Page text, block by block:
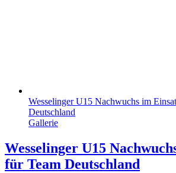
Wesselinger U15 Nachwuchs im
Deutschland
Gallerie
Wesselinger U15
für Team Deutschland